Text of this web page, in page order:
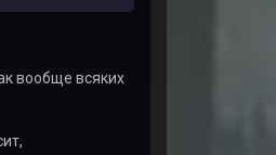
вообще всяких